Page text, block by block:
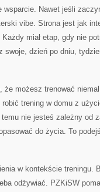
wsparcie. Nawet jeśli
vibe. Strona jest jak
miał etap, gdy nie
swoje, dzień po dniu,
możesz trenować
trening w domu z
nie jesteś zależny od
do życia. To
w kontekście treningu.
odżywiać. PZKiSW